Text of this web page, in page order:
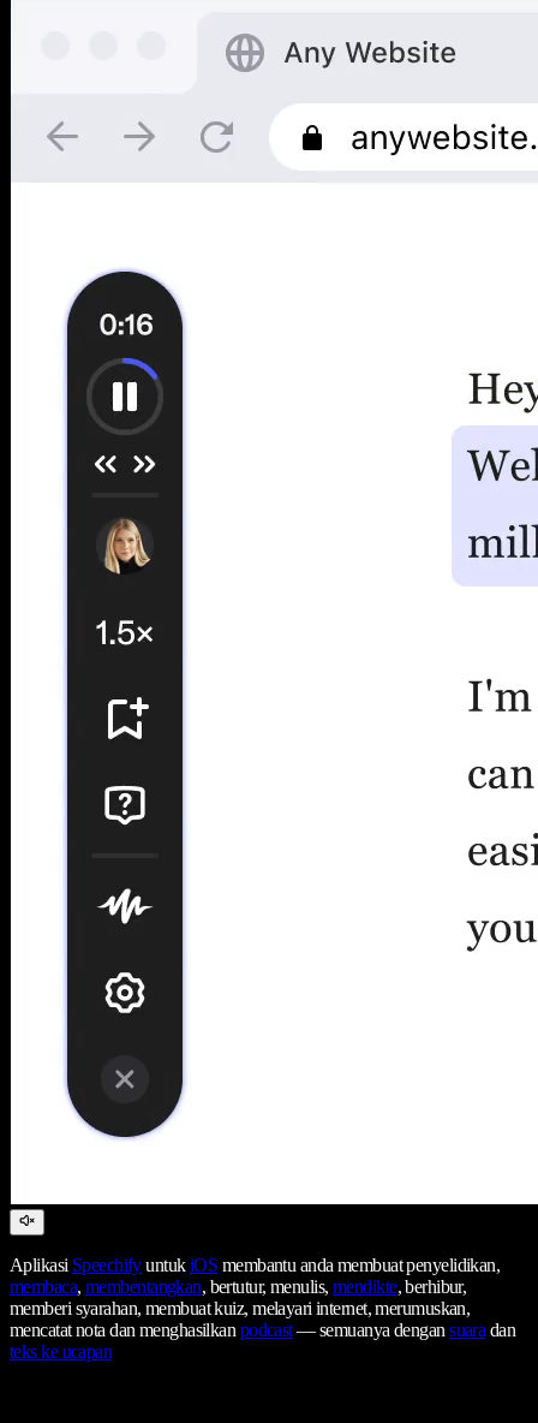
Aplikasi SpeechifyuntukiOS membantu anda membuat penyelidikan,
membaca, membentangkan, bertutur, menulis, mendikte, berhibur,
memberi syarahan, membuat kuiz, melayari internet, merumuskan,
mencatat nota dan menghasilkanpodcast— semuanya dengansuaradan
teks ke ucapan